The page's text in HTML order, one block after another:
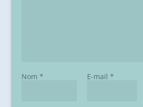
Nom * E-mail *